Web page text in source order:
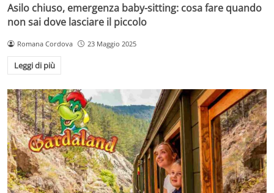
Asilo chiuso, emergenza baby-sitting: cosa fare quando
non sai dove lasciare il piccolo
Romana Cordova 23 Maggio 2025
Leggi di più